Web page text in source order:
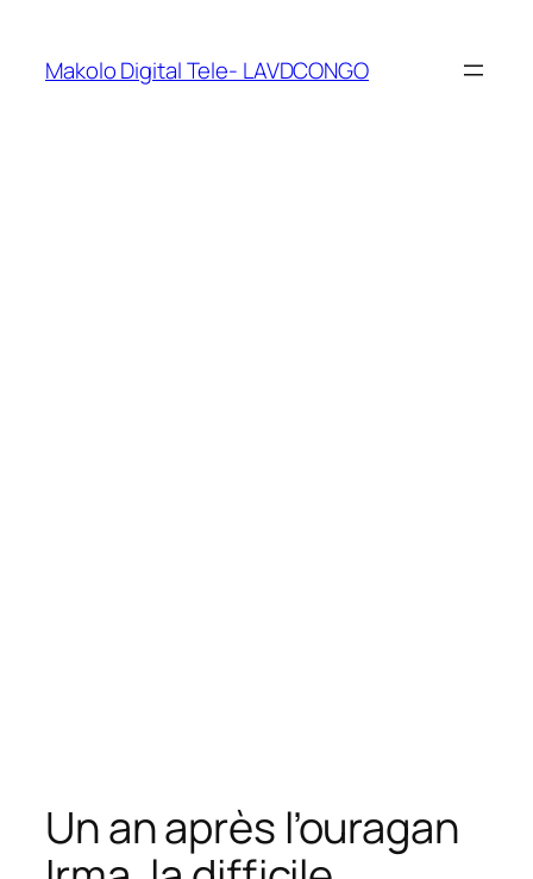
Makolo Digital Tele- LAVDCONGO
Un an après l’ouragan